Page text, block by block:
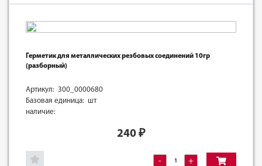
Герметик для металлических резбовых соединений 10гр
(разборный)
Артикул: 300_0000680
Базовая единица: шт
наличие:
240 ₽
- +